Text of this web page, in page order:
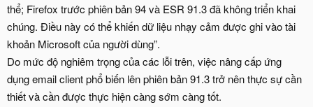
thể; Firefox trước phiên bản 94 và ESR 91.3 đã không triển khai
chúng. Điều này có thể khiến dữ liệu nhạy cảm được ghi vào tài
khoản Microsoft của người dùng”.
Do mức độ nghiêm trọng của các lỗi trên, việc nâng cấp ứng
dụng email client phổ biến lên phiên bản 91.3 trở nên thực sự cần
thiết và cần được thực hiện càng sớm càng tốt.